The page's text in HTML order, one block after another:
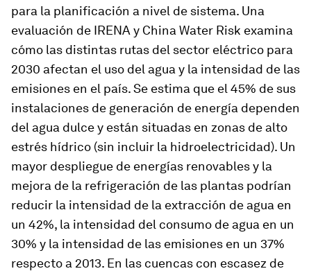
para la planificación a nivel de sistema. Una
evaluación de IRENA y China Water Risk examina
cómo las distintas rutas del sector eléctrico para
2030 afectan el uso del agua y la intensidad de las
emisiones en el país. Se estima que el 45% de sus
instalaciones de generación de energía dependen
del agua dulce y están situadas en zonas de alto
estrés hídrico (sin incluir la hidroelectricidad). Un
mayor despliegue de energías renovables y la
mejora de la refrigeración de las plantas podrían
reducir la intensidad de la extracción de agua en
un 42%, la intensidad del consumo de agua en un
30% y la intensidad de las emisiones en un 37%
respecto a 2013. En las cuencas con escasez de